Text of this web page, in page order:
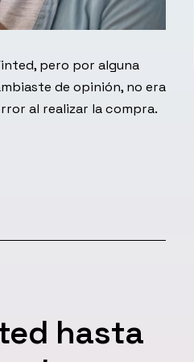
pero por alguna
de opinión, no era
al realizar la compra.
hasta